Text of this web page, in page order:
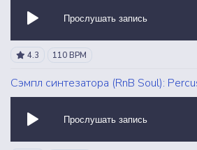
Прослушать запись
4.3 110 BPM
Сэмпл синтезатора (RnB Soul):
Прослушать запись